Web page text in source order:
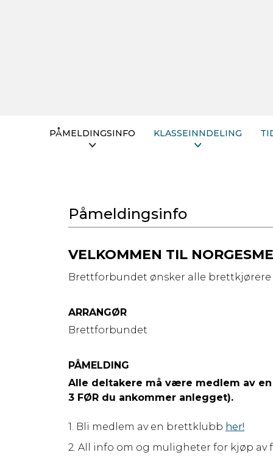
PÅMELDINGSINFO KLASSEINNDELING
Påmeldingsinfo
VELKOMMEN TIL
Brettforbundet ønsker alle brettkjørere
ARRANGØR
Brettforbundet
PÅMELDING
Alle deltakere må være medlem av
3 FØR du ankommer anlegget).
1. Bli medlem av en brettklubb her!
2. All info om og muligheter for kjøp